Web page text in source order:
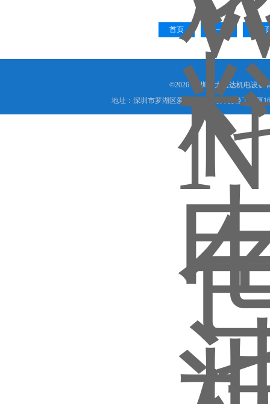
首页 上一页 下一
©2026 深圳市大鑫达机电设备
地址：深圳市罗湖区爱国路1002号外贸轻工大厦